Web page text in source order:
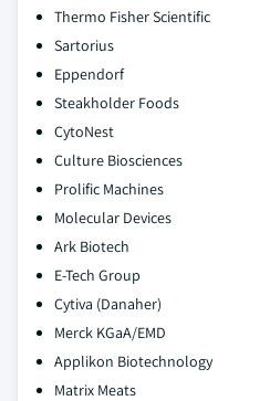
Thermo Fisher Scientific
Sartorius
Eppendorf
Steakholder Foods
CytoNest
Culture Biosciences
Prolific Machines
Molecular Devices
Ark Biotech
E-Tech Group
Cytiva (Danaher)
Merck KGaA/EMD
Applikon Biotechnology
Matrix Meats